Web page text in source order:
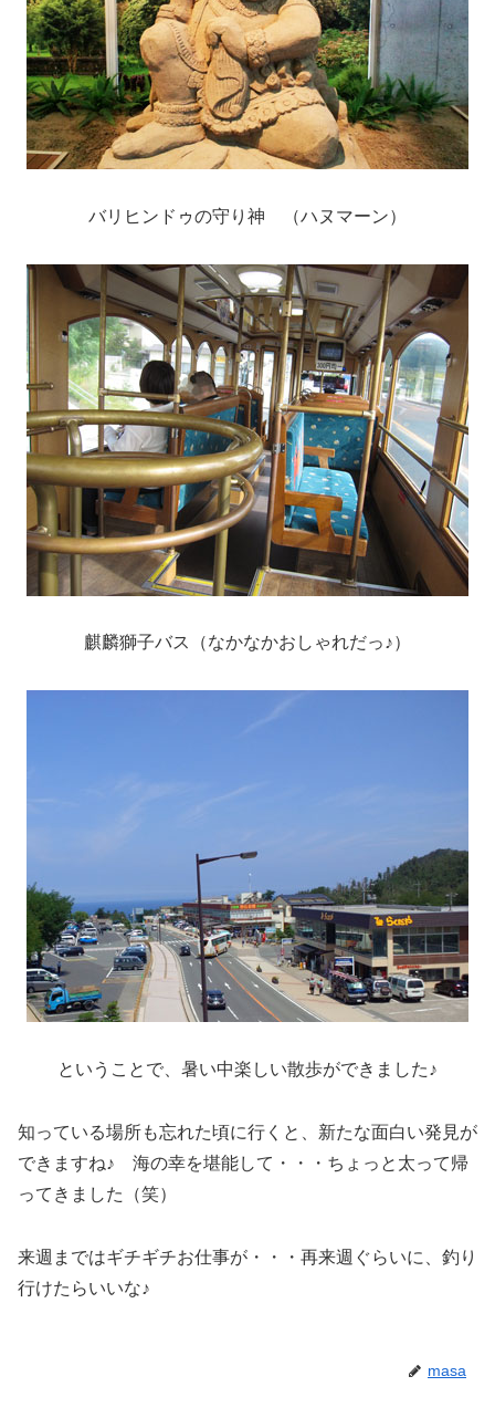
バリヒンドゥの守り神 （ハヌマーン）
麒麟獅子バス（なかなかおしゃれだっ♪）
ということで、暑い中楽しい散歩ができました♪
知っている場所も忘れた頃に行くと、新たな面白い発見が
できますね♪ 海の幸を堪能して・・・ちょっと太って帰
ってきました（笑）
来週まではギチギチお仕事が・・・再来週ぐらいに、釣り
行けたらいいな♪
masa